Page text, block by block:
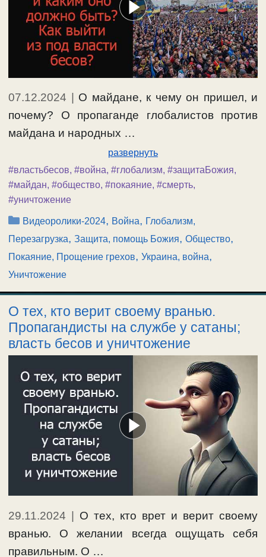
07.12.2024
О майдане, к чему он пришел, и
почему? О пропаганде глобалистов против
майдана и народных …
развернуть
#властьбесов, #война, #глобализм, #защитаБожия,
#майдан, #общество, #покаяние, #смерть,
#уничтожение
Рубрики
Видеоролики-2024, Война, Глобализм,
Перезагрузка, Защита, помощь Божия, Общество,
Покаяние, Прощение грехов, Украина, война,
Уничтожение
О тех, кто верит своему вранью.
Пропагандисты на службе у сатаны;
власть бесов и уничтожение
29.11.2024
О тех, кто врет и верит своему
вранью. О желании всегда ощущать себя
правильным. О …